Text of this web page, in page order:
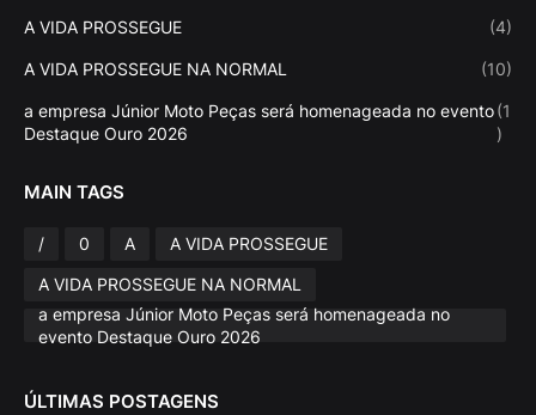
A VIDA PROSSEGUE (4)
A VIDA PROSSEGUE NA NORMAL (10)
a empresa Júnior Moto Peças será homenageada no evento
Destaque Ouro 2026
(1
)
MAIN TAGS
/ 0 A
A VIDA PROSSEGUE
A VIDA PROSSEGUE NA NORMAL
a empresa Júnior Moto Peças será homenageada no
evento Destaque Ouro 2026
ÚLTIMAS POSTAGENS